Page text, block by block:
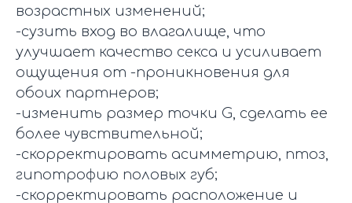
возрастных изменений;
-сузить вход во влагалище, что
улучшает качество секса и усиливает
ощущения от -проникновения для
обоих партнеров;
-изменить размер точки G, сделать ее
более чувствительной;
-скорректировать асимметрию, птоз,
гипотрофию половых губ;
-скорректировать расположение и